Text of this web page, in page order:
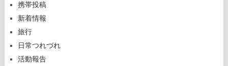
携帯投稿
新着情報
旅行
日常つれづれ
活動報告